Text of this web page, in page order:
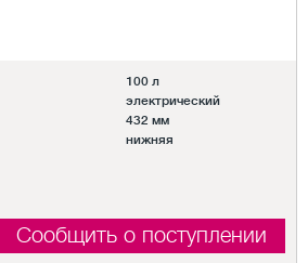
100 л
электрический
432 мм
нижняя
Сообщить о поступлении